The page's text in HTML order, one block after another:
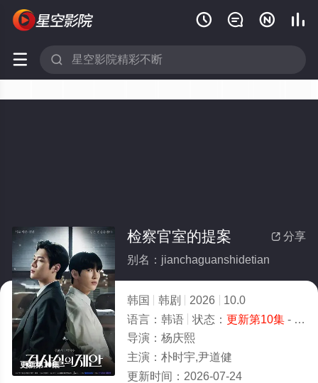
   
 
更新第10集
 分享
检察官室的提案
别名：jianchaguanshidetian
韩国 韩剧 2026
10.0
语言： 韩语 状态： 更新第10集- 免费在线观看
导演： 杨庆熙
主演： 朴时宇,尹道健
更新时间： 2026-07-24